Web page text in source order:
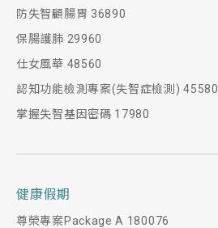
防失智顧腸胃 36890
保腸護肺 29960
仕女風華 48560
認知功能檢測專案(失智症檢測) 45580
掌握失智基因密碼 17980
健康假期
尊榮專案Package A 180076